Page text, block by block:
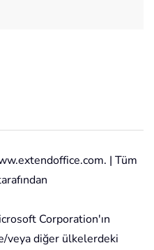
| Tüm
Corporation'ın
veya diğer ülkelerdeki